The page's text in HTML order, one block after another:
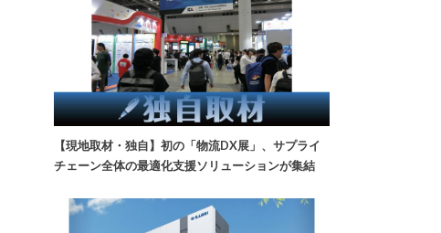
【現地取材・独自】初の「物流DX展」、サプライ
チェーン全体の最適化支援ソリューションが集結